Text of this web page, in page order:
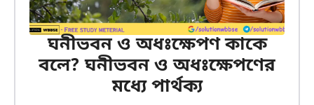
ঘনীভবন ও অধঃক্ষেপণ কাকে
বলে? ঘনীভবন ও অধঃক্ষেপণের
মধ্যে পার্থক্য